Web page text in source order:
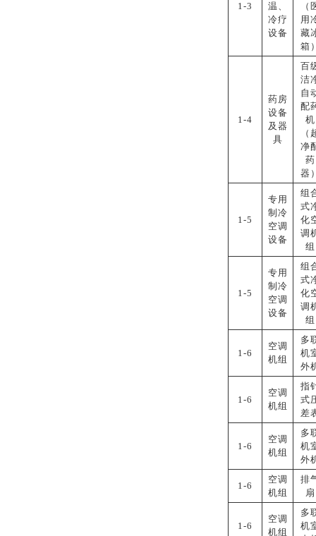
1-3
温、
冷疗
设备
（
用
藏
箱
1-4
药房
设备
及器
具
百
洁
自
配
机
（
净
药
器
1-5
专用
制冷
空调
设备
组
式
化
调
组
1-5
专用
制冷
空调
设备
组
式
化
调
组
1-6
空调
机组
多
机
外
1-6
空调
机组
指
式
差
1-6
空调
机组
多
机
外
1-6
空调
机组
排
扇
1-6
空调
机组
多
机